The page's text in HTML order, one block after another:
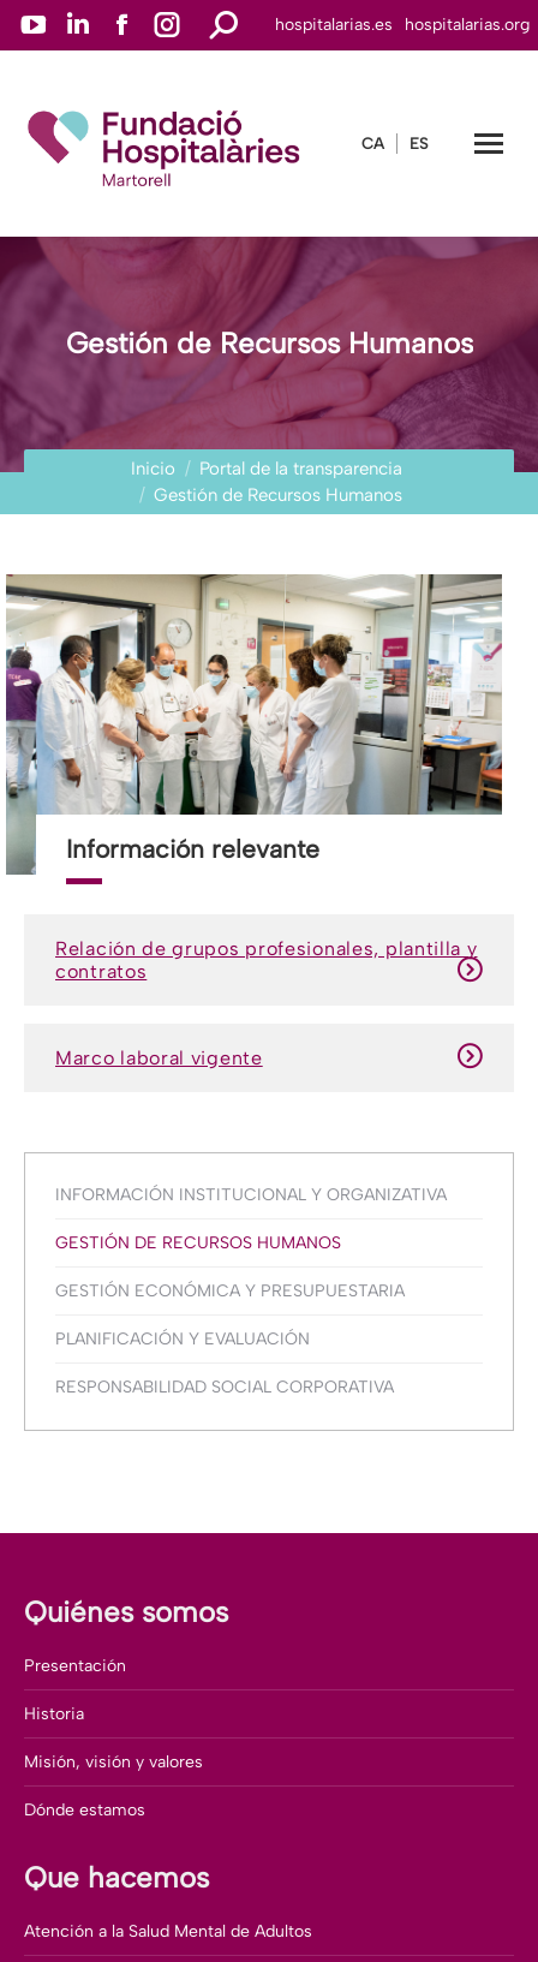
YouTube
in
Linkedin
in
new
Facebook
in
new
Instagram
in
Buscar: hospitalarias.es hospitalarias.org
CA ES
Gestión de Recursos Humanos
Inicio
Portal de la transparencia
Gestión de Recursos Humanos
Información relevante
Relación de grupos profesionales, plantilla y
contratos
Marco laboral vigente
INFORMACIÓN INSTITUCIONAL Y ORGANIZATIVA
GESTIÓN DE RECURSOS HUMANOS
GESTIÓN ECONÓMICA Y PRESUPUESTARIA
PLANIFICACIÓN Y EVALUACIÓN
RESPONSABILIDAD SOCIAL CORPORATIVA
Quiénes somos
Presentación
Historia
Misión, visión y valores
Dónde estamos
Que hacemos
Atención a la Salud Mental de Adultos